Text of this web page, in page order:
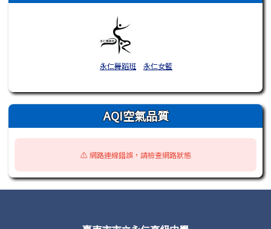
永仁舞蹈班 永仁女籃
AQI空氣品質
⚠️ 網路連線錯誤，請檢查網路狀態